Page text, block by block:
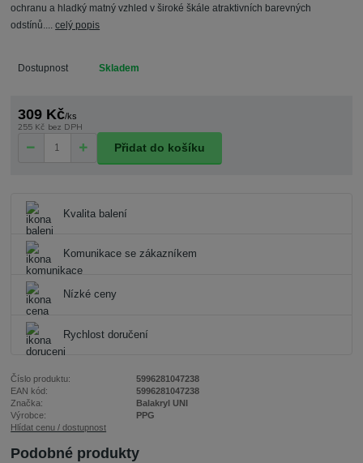
ochranu a hladký matný vzhled v široké škále atraktivních barevných
odstínů....celý popis
Dostupnost Skladem
309 Kč/ks
255 Kč bez DPH
Přidat do košíku
Kvalita balení
Komunikace se zákazníkem
Nízké ceny
Rychlost doručení
Číslo produktu:
5996281047238
EAN kód:
5996281047238
Značka:
Balakryl UNI
Výrobce:
PPG
Hlídat cenu / dostupnost
Podobné produkty